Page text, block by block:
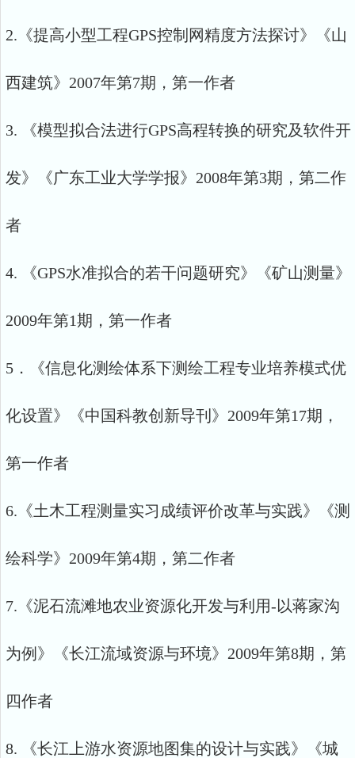
2.《提高小型工程GPS控制网精度方法探讨》《山
西建筑》2007年第7期，第一作者
3. 《模型拟合法进行GPS高程转换的研究及软件开
发》《广东工业大学学报》2008年第3期，第二作
者
4. 《GPS水准拟合的若干问题研究》《矿山测量》
2009年第1期，第一作者
5．《信息化测绘体系下测绘工程专业培养模式优
化设置》《中国科教创新导刊》2009年第17期，
第一作者
6.《土木工程测量实习成绩评价改革与实践》《测
绘科学》2009年第4期，第二作者
7.《泥石流滩地农业资源化开发与利用-以蒋家沟
为例》《长江流域资源与环境》2009年第8期，第
四作者
8. 《长江上游水资源地图集的设计与实践》《城